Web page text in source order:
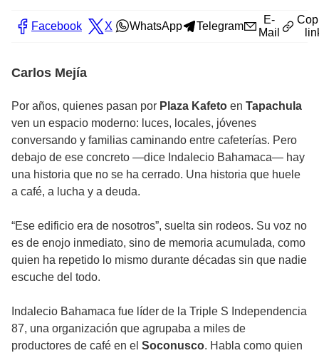
Facebook X WhatsApp Telegram
E-
Mail
Carlos Mejía
Por años, quienes pasan por Plaza Kafeto en Tapachula
ven un espacio moderno: luces, locales, jóvenes
conversando y familias caminando entre cafeterías. Pero
debajo de ese concreto —dice Indalecio Bahamaca— hay
una historia que no se ha cerrado. Una historia que huele
a café, a lucha y a deuda.
“Ese edificio era de nosotros”, suelta sin rodeos. Su voz no
es de enojo inmediato, sino de memoria acumulada, como
quien ha repetido lo mismo durante décadas sin que nadie
escuche del todo.
Indalecio Bahamaca fue líder de la Triple S Independencia
87, una organización que agrupaba a miles de
productores de café en el Soconusco. Habla como quien